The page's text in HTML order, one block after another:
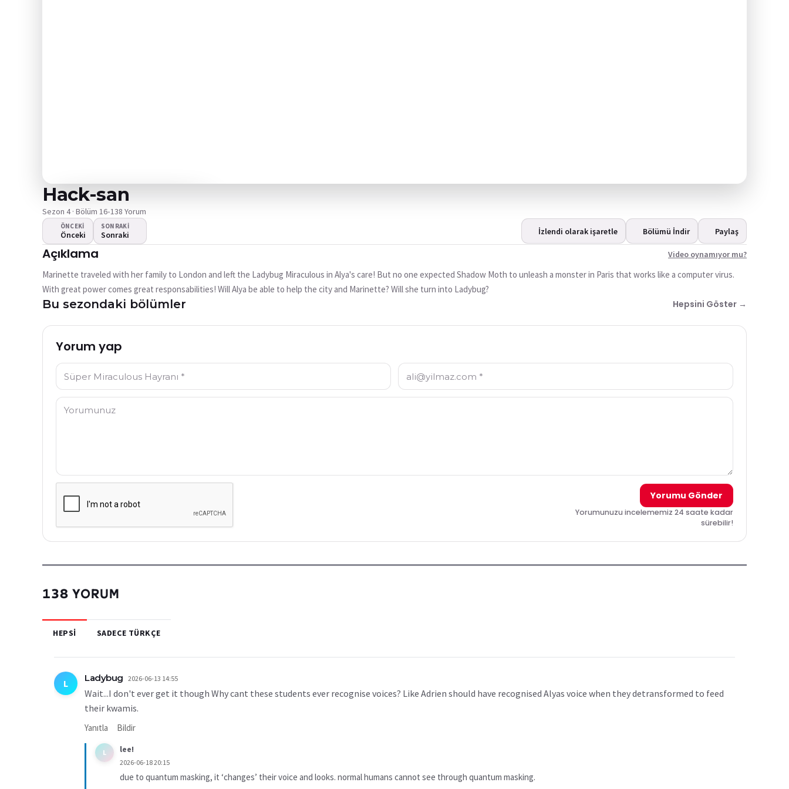
Video oynamıyor
Bu video şu anda mevcut değil
Tekrar Dene
Hack-san
Sezon 4 · Bölüm 16•138 Yorum
ÖNCEKI
Önceki
SONRAKI
Sonraki İzlendi olarak işaretle Bölümü İndir Paylaş
Açıklama Video oynamıyor mu?
Marinette traveled with her family to London and left the Ladybug Miraculous in Alya's care! But no one expected Shadow Moth to unleash a monster in Paris that works like a computer virus.
With great power comes great responsabilities! Will Alya be able to help the city and Marinette? Will she turn into Ladybug?
Bu sezondaki bölümler Hepsini Göster →
Yorum yap
İsim: * E-posta: *
Yorum: *
Yorumu Gönder
Yorumunuzu incelememiz 24 saate kadar
sürebilir!
138 YORUM
HEPSI SADECE TÜRKÇE
L Ladybug 2026-06-13 14:55
Wait...I don't ever get it though Why cant these students ever recognise voices? Like Adrien should have recognised Alyas voice when they detransformed to feed
their kwamis.
Yanıtla Bildir
L lee!
2026-06-18 20:15
due to quantum masking, it ‘changes’ their voice and looks. normal humans cannot see through quantum masking.